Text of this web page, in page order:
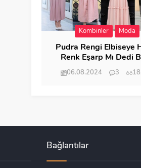
Kombinler Moda
Pudra Rengi Elbiseye
Renk Eşarp Mı Dedi
06.08.2024 3
Bağlantılar